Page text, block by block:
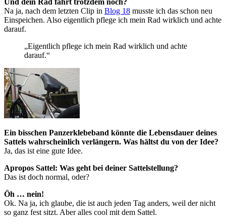
Na ja, nach dem letzten Clip in Blog 18 musste ich das schon neu
Einspeichen. Also eigentlich pflege ich mein Rad wirklich und achte
darauf.
„Eigentlich pflege ich mein Rad wirklich und achte
darauf.“
Ein bisschen Panzerklebeband könnte die Lebensdauer deines
Sattels wahrscheinlich verlängern. Was hältst du von der Idee?
Ja, das ist eine gute Idee.
Apropos Sattel: Was geht bei deiner Sattelstellung?
Das ist doch normal, oder?
Öh … nein!
Ok. Na ja, ich glaube, die ist auch jeden Tag anders, weil der nicht
so ganz fest sitzt. Aber alles cool mit dem Sattel.